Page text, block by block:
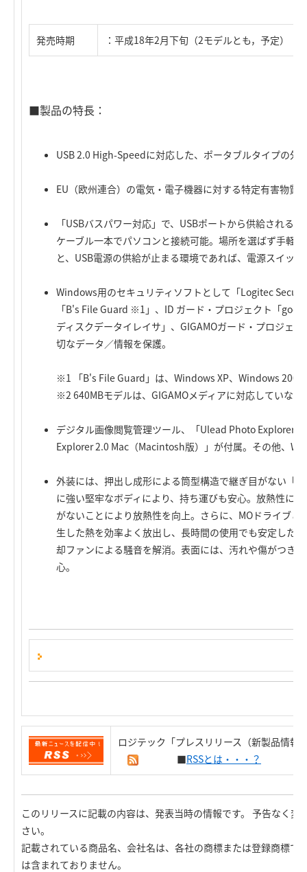
発売時期 ：平成18年2月下旬（2モデルとも，予定）
■製品の特長：
USB 2.0 High-Speedに対応した、ポータブルタイプの外
EU（欧州連合）の電気・電子機器に対する特定有害物質
「USBバスパワー対応」で、USBポートから供給される
ケーブル一本でパソコンと接続可能。場所を選ばず手軽
と、USB電源の供給が止まる環境であれば、電源スイッ
Windows用のセキュリティソフトとして「Logitec
「B's File Guard ※1」、ID ガード・プロジェクト「goo
ディスクデータイレイサ」、GIGAMOガード・プロジェ
切なデータ／情報を保護。
※1 「B's File Guard」は、Windows XP、Windows
※2 640MBモデルは、GIGAMOメディアに対応していな
デジタル画像閲覧管理ツール、「Ulead Photo Explorer
Explorer 2.0 Mac（Macintosh版）」が付属。その他、
外装には、押出し成形による筒型構造で継ぎ目がない「
に強い堅牢なボディにより、持ち運びも安心。放熱性に
がないことにより放熱性を向上。さらに、MOドライブ
生した熱を効率よく放出し、長時間の使用でも安定した
却ファンによる騒音を解消。表面には、汚れや傷がつき
心。
ロジテック「プレスリリース（新製品情報
■RSSとは・・・？
このリリースに記載の内容は、発表当時の情報です。 予告なく
さい。
記載されている商品名、会社名は、各社の商標または登録商標で
は含まれておりません。